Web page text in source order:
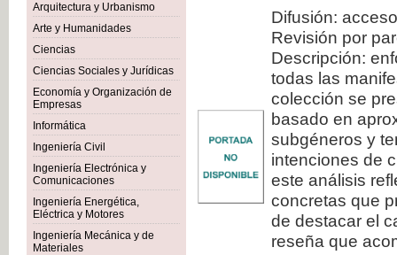
Arquitectura y Urbanismo
Arte y Humanidades
Ciencias
Ciencias Sociales y Jurídicas
Economía y Organización de
Empresas
Informática
Ingeniería Civil
Ingeniería Electrónica y
Comunicaciones
Ingeniería Energética,
Eléctrica y Motores
Ingeniería Mecánica y de
Materiales
Difusión:
Revisión por
Descripción:
todas las
colección se
basado en
subgéneros y
intenciones de
este análisis
concretas que
de destacar el
reseña que